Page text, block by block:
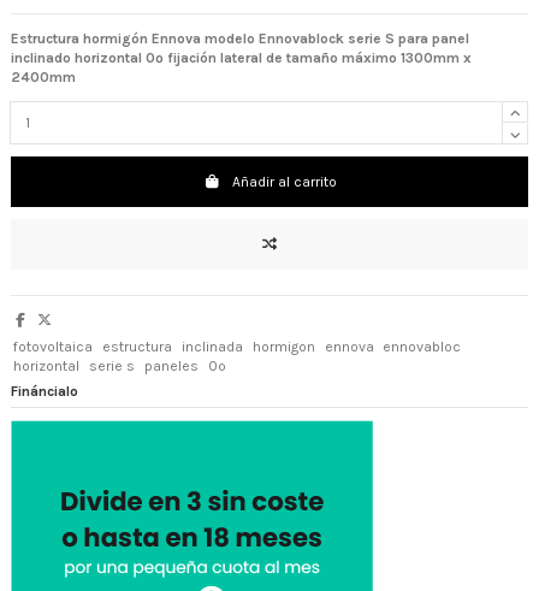
Estructura hormigón Ennova modelo Ennovablock serie S para panel
inclinado horizontal 0º fijación lateral de tamaño máximo 1300mm x
2400mm
Añadir al carrito
fotovoltaica estructura inclinada hormigon ennova
ennovabloc
horizontal
serie s paneles
0º
Fináncialo